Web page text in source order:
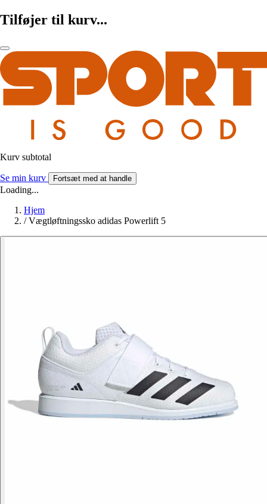
Tilføjer til kurv...
Kurv subtotal
Se min kurv Fortsæt med at handle
Loading...
Hjem
/ Vægtløftningssko adidas Powerlift 5